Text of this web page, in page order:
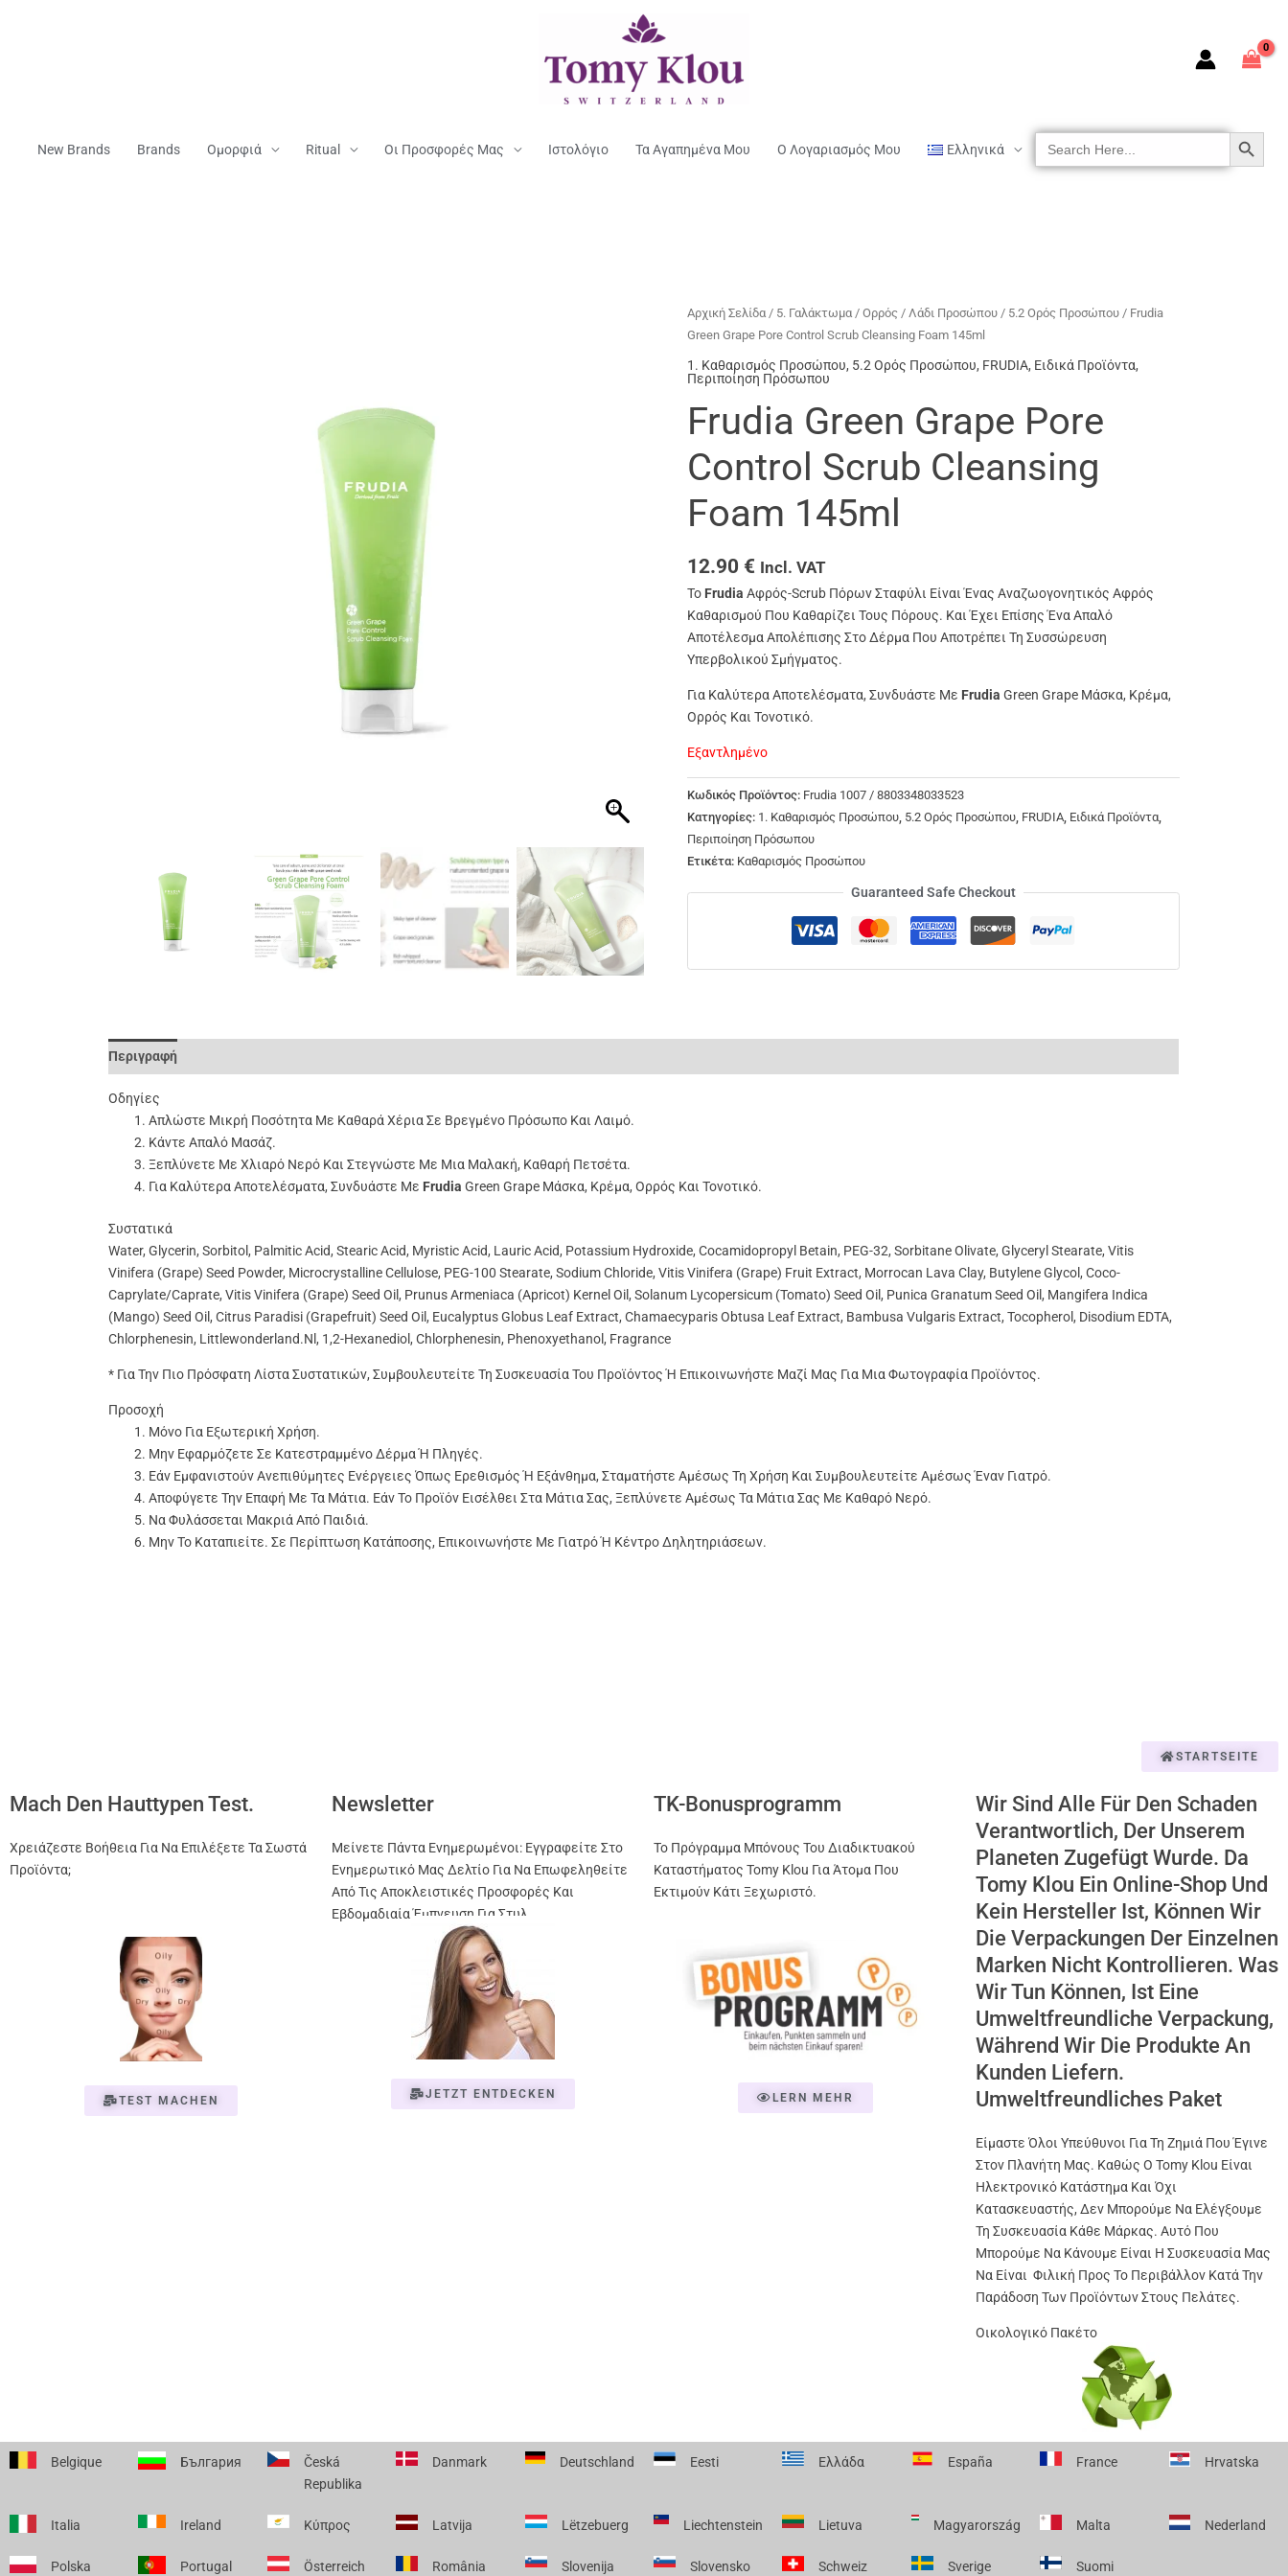
New Brands Brands Ομορφιά Ritual Οι Προσφορές Μας Ιστολόγιο Τα Αγαπημένα Μου Ο Λογαριασμός Μου Ελληνικά
Search
For:
SEARCH BUTTON
Αρχική Σελίδα/ 5. Γαλάκτωμα / Ορρός / Λάδι Προσώπου/ 5.2 Ορός Προσώπου/ Frudia
Green Grape Pore Control Scrub Cleansing Foam 145ml
1. Καθαρισμός Προσώπου, 5.2 Ορός Προσώπου, FRUDIA, Ειδικά Προϊόντα,
Περιποίηση Πρόσωπου
Frudia Green Grape Pore
Control Scrub Cleansing
Foam 145ml
12.90 € Incl. VAT
Το Frudia Αφρός-Scrub Πόρων Σταφύλι Είναι Ένας Αναζωογονητικός Αφρός
Καθαρισμού Που Καθαρίζει Τους Πόρους. Και Έχει Επίσης Ένα Απαλό
Αποτέλεσμα Απολέπισης Στο Δέρμα Που Αποτρέπει Τη Συσσώρευση
Υπερβολικού Σμήγματος.
Για Καλύτερα Αποτελέσματα, Συνδυάστε Με Frudia Green Grape Μάσκα, Κρέμα,
Ορρός Και Τονοτικό.
Εξαντλημένο
Κωδικός Προϊόντος: Frudia 1007 / 8803348033523
Κατηγορίες: 1. Καθαρισμός Προσώπου, 5.2 Ορός Προσώπου, FRUDIA, Ειδικά Προϊόντα,
Περιποίηση Πρόσωπου
Ετικέτα: Καθαρισμός Προσώπου
Guaranteed Safe Checkout
Περιγραφή
Οδηγίες
Απλώστε Μικρή Ποσότητα Με Καθαρά Χέρια Σε Βρεγμένο Πρόσωπο Και Λαιμό.
Κάντε Απαλό Μασάζ.
Ξεπλύνετε Με Χλιαρό Νερό Και Στεγνώστε Με Μια Μαλακή, Καθαρή Πετσέτα.
Για Καλύτερα Αποτελέσματα, Συνδυάστε Με Frudia Green Grape Μάσκα, Κρέμα,Ορρός ΚαιΤονοτικό.
Συστατικά
Water, Glycerin, Sorbitol, Palmitic Acid, Stearic Acid, Myristic Acid, Lauric Acid, Potassium Hydroxide, Cocamidopropyl Betain, PEG-32, Sorbitane Olivate, Glyceryl Stearate, Vitis
Vinifera (Grape) Seed Powder, Microcrystalline Cellulose, PEG-100 Stearate, Sodium Chloride, Vitis Vinifera (Grape) Fruit Extract, Morrocan Lava Clay, Butylene Glycol, Coco-
Caprylate/Caprate, Vitis Vinifera (Grape) Seed Oil, Prunus Armeniaca (Apricot) Kernel Oil, Solanum Lycopersicum (Tomato) Seed Oil, Punica Granatum Seed Oil, Mangifera Indica
(Mango) Seed Oil, Citrus Paradisi (Grapefruit) Seed Oil, Eucalyptus Globus Leaf Extract, Chamaecyparis Obtusa Leaf Extract, Bambusa Vulgaris Extract, Tocopherol, Disodium EDTA,
Chlorphenesin, Littlewonderland.nl, 1,2-Hexanediol, Chlorphenesin, Phenoxyethanol, Fragrance
* Για Την Πιο Πρόσφατη Λίστα Συστατικών, Συμβουλευτείτε Τη Συσκευασία Του Προϊόντος Ή Επικοινωνήστε Μαζί Μας Για Μια Φωτογραφία Προϊόντος.
Προσοχή
Μόνο Για Εξωτερική Χρήση.
Μην Εφαρμόζετε Σε Κατεστραμμένο Δέρμα Ή Πληγές.
Εάν Εμφανιστούν Ανεπιθύμητες Ενέργειες Όπως Ερεθισμός Ή Εξάνθημα, Σταματήστε Αμέσως Τη Χρήση Και Συμβουλευτείτε Αμέσως Έναν Γιατρό.
Αποφύγετε Την Επαφή Με Τα Μάτια. Εάν Το Προϊόν Εισέλθει Στα Μάτια Σας, Ξεπλύνετε Αμέσως Τα Μάτια Σας Με Καθαρό Νερό.
Να Φυλάσσεται Μακριά Από Παιδιά.
Μην Το Καταπιείτε. Σε Περίπτωση Κατάποσης, Επικοινωνήστε Με Γιατρό Ή Κέντρο Δηλητηριάσεων.
STARTSEITE
Mach Den Hauttypen Test.
Χρειάζεστε Βοήθεια Για Να Επιλέξετε Τα Σωστά
Προϊόντα;
TEST MACHEN
Newsletter
Μείνετε Πάντα Ενημερωμένοι: Εγγραφείτε Στο
Ενημερωτικό Μας Δελτίο Για Να Επωφεληθείτε
Από Τις Αποκλειστικές Προσφορές Και
Εβδομαδιαία Έμπνευση Για Στυλ
JETZT ENTDECKEN
TK-Bonusprogramm
Το Πρόγραμμα Μπόνους Του Διαδικτυακού
Καταστήματος Tomy Klou Για Άτομα Που
Εκτιμούν Κάτι Ξεχωριστό.
LERN MEHR
Wir Sind Alle Für Den Schaden
Verantwortlich, Der Unserem
Planeten Zugefügt Wurde. Da
Tomy Klou Ein Online-Shop Und
Kein Hersteller Ist, Können Wir
Die Verpackungen Der Einzelnen
Marken Nicht Kontrollieren. Was
Wir Tun Können, Ist Eine
Umweltfreundliche Verpackung,
Während Wir Die Produkte An
Kunden Liefern.
Umweltfreundliches Paket
Είμαστε Όλοι Υπεύθυνοι Για Τη Ζημιά Που Έγινε
Στον Πλανήτη Μας. Καθώς Ο Tomy Klou Είναι
Ηλεκτρονικό Κατάστημα Και Όχι
Κατασκευαστής, Δεν Μπορούμε Να Ελέγξουμε
Τη Συσκευασία Κάθε Μάρκας. Αυτό Που
Μπορούμε Να Κάνουμε Είναι Η Συσκευασία Μας
Να Είναι Φιλική Προς Το Περιβάλλον Κατά Την
Παράδοση Των Προϊόντων Στους Πελάτες.
Οικολογικό Πακέτο
Belgique България
Česká
Republika
Danmark Deutschland Eesti Ελλάδα España France Hrvatska
Italia Ireland Κύπρος Latvija Lëtzebuerg Liechtenstein Lietuva Magyarország Malta Nederland
Polska Portugal Österreich România Slovenija Slovensko Schweiz Sverige Suomi